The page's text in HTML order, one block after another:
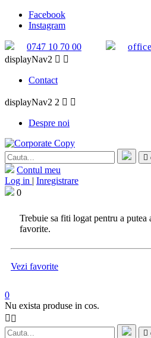
Facebook
Instagram
0747 10 70 00
displayNav2  
Contact
displayNav2 2  
Despre noi
Contul meu
Log in | Inregistrare
0
Trebuie sa fiti logat pentru a putea
favorite.
Vezi favorite
0
Nu exista produse in cos.
